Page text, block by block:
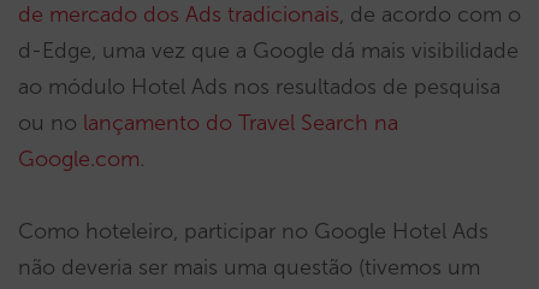
de mercado dos Ads tradicionais, de acordo com o
d-Edge, uma vez que a Google dá mais visibilidade
ao módulo Hotel Ads nos resultados de pesquisa
ou no lançamento do Travel Search na
Google.com.
Como hoteleiro, participar no Google Hotel Ads
não deveria ser mais uma questão (tivemos um